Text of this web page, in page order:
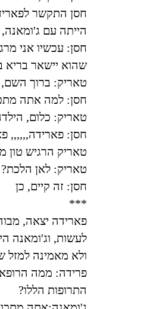
חסן התקשר
הייתה עם
חסן: עכשיו אני
שהוא יישאר בריא
טאריק: ברוך
חסן: למה אתה
טאריק: כלום,
חסן: פארידה,,,,,,
טאריק הרגיש טון
טאריק: לאן הלכת?
חסן: זה קיים, כן
***
פארידה יצאה,
לעשות, וג'ומאנה
ולא מאמינה למזל
פרידה: ממה
התרופות הללו?